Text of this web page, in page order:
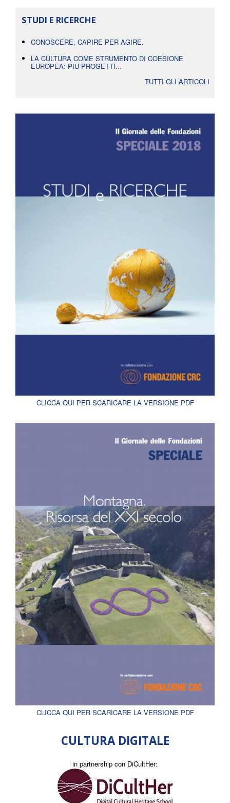
STUDI E RICERCHE
CONOSCERE, CAPIRE PER AGIRE.
LA CULTURA COME STRUMENTO DI COESIONE
EUROPEA: PIÙ PROGETTI...
TUTTI GLI ARTICOLI
CLICCA QUI PER SCARICARE LA VERSIONE PDF
CLICCA QUI PER SCARICARE LA VERSIONE PDF
CULTURA DIGITALE
in partnership con DiCultHer: